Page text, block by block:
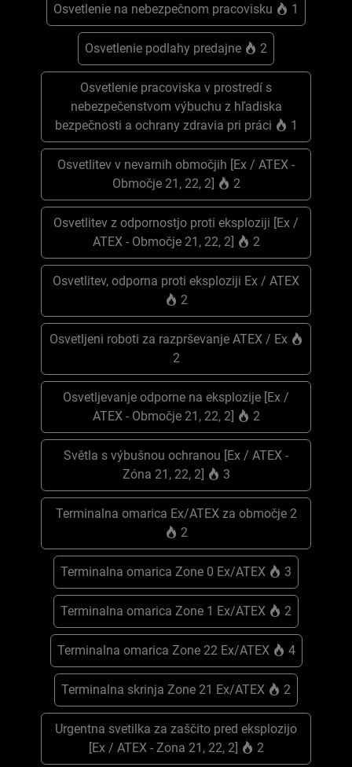
Osvetlenie na nebezpečnom pracovisku 1
Osvetlenie podlahy predajne 2
Osvetlenie pracoviska v prostredí s
nebezpečenstvom výbuchu z hľadiska
bezpečnosti a ochrany zdravia pri práci
1
Osvetlitev v nevarnih območjih [Ex / ATEX -
Območje 21, 22, 2]
2
Osvetlitev z odpornostjo proti eksploziji [Ex /
ATEX - Območje 21, 22, 2]
2
Osvetlitev, odporna proti eksploziji Ex / ATEX
2
Osvetljeni roboti za razprševanje ATEX / Ex
2
Osvetljevanje odporne na eksplozije [Ex /
ATEX - Območje 21, 22, 2]
2
Světla s výbušnou ochranou [Ex / ATEX -
Zóna 21, 22, 2]
3
Terminalna omarica Ex/ATEX za območje 2
2
Terminalna omarica Zone 0 Ex/ATEX 3
Terminalna omarica Zone 1 Ex/ATEX 2
Terminalna omarica Zone 22 Ex/ATEX 4
Terminalna skrinja Zone 21 Ex/ATEX 2
Urgentna svetilka za zaščito pred eksplozijo
[Ex / ATEX - Zona 21, 22, 2]
2